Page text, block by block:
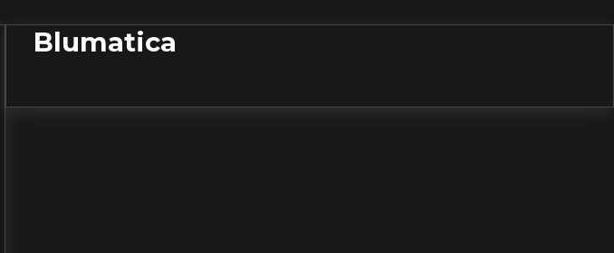
Blumatica